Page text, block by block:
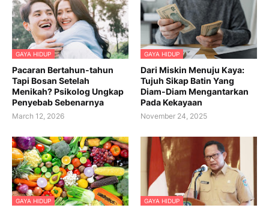
GAYA HIDUP
Pacaran Bertahun-tahun
Tapi Bosan Setelah
Menikah? Psikolog Ungkap
Penyebab Sebenarnya
March 12, 2026
GAYA HIDUP
Dari Miskin Menuju Kaya:
Tujuh Sikap Batin Yang
Diam-Diam Mengantarkan
Pada Kekayaan
November 24, 2025
GAYA HIDUP GAYA HIDUP